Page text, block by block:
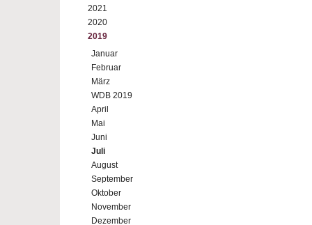
2021
2020
2019
Januar
Februar
März
WDB 2019
April
Mai
Juni
Juli
August
September
Oktober
November
Dezember